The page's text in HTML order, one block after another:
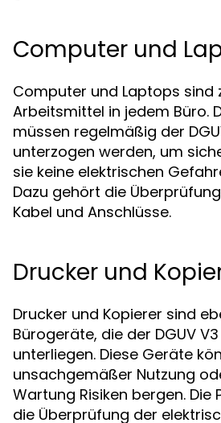
Computer und
Computer und Laptops sind
Arbeitsmittel in jedem Büro.
müssen regelmäßig der
unterzogen werden, um
sie keine elektrischen
Dazu gehört die
Kabel und Anschlüsse.
Drucker und
Drucker und Kopierer sind
Bürogeräte, die der DGUV
unterliegen. Diese Geräte
unsachgemäßer Nutzung
Wartung Risiken bergen.
die Überprüfung der